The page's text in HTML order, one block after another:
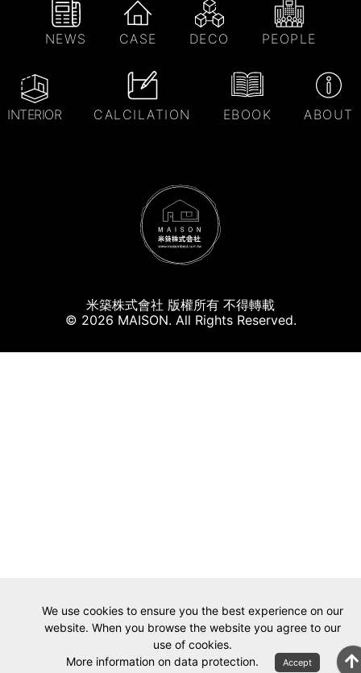
NEWS CASE DECO PEOPLE
INTERIOR CALCILATION EBOOK ABOUT
米築株式會社 版權所有 不得轉載
© 2026 MAISON. All Rights Reserved.
We use cookies to ensure you the best experience on our
website. When you browse the website you agree to our
use of cookies.
More information on data protection.
Accept